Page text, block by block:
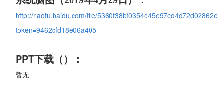
http://naotu.baidu.com/file/
token=9462cfd18e06a405
PPT下载（） ：
暂无